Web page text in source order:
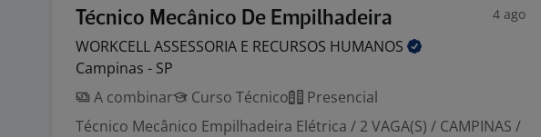
Técnico Mecânico De Empilhadeira 4 ago
WORKCELL ASSESSORIA E RECURSOS HUMANOS
Campinas - SP
A combinar
Curso Técnico
Presencial
Técnico Mecânico Empilhadeira Elétrica / 2 VAGA(S) / CAMPINAS /